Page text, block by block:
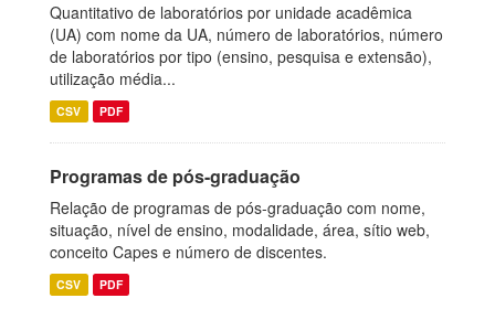
Quantitativo de laboratórios por unidade acadêmica
(UA) com nome da UA, número de laboratórios, número
de laboratórios por tipo (ensino, pesquisa e extensão),
utilização média...
CSV PDF
Programas de pós-graduação
Relação de programas de pós-graduação com nome,
situação, nível de ensino, modalidade, área, sítio web,
conceito Capes e número de discentes.
CSV PDF